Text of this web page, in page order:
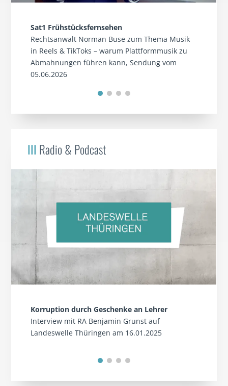
Sat1 Frühstücksfernsehen
Rechtsanwalt Norman Buse zum Thema Musik
in Reels & TikToks – warum Plattformmusik zu
Abmahnungen führen kann, Sendung vom
05.06.2026
III Radio & Podcast
Korruption durch Geschenke an Lehrer
Interview mit RA Benjamin Grunst auf
Landeswelle Thüringen am 16.01.2025